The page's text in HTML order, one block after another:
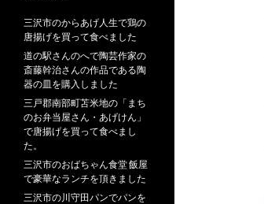
三沢市のからあげ人生で鶏の
唐揚げを買って食べました
道の駅さんのへで陶芸作家の
斎藤幹治さんの作品である陶
器の皿を購入しました
三戸郡南部町苫米地の「まち
のお弁当屋さん・あげけん」
で唐揚げを買って食べまし
た。
三沢市のおばちゃん食堂 飯屋
で豪華なランチを頂きました
三沢市の川守田パンでパンを